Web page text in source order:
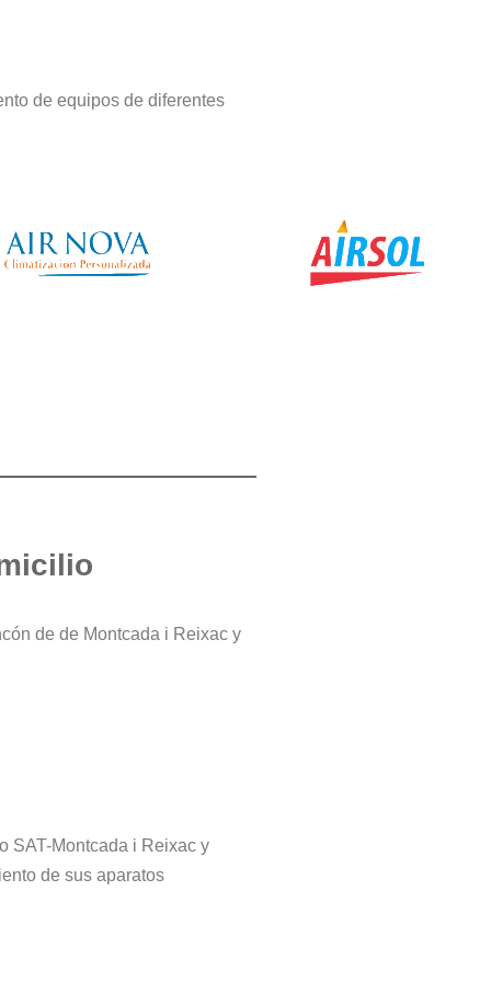
de equipos de diferentes
de de Montcada i Reixac y
SAT-Montcada i Reixac y
de sus aparatos